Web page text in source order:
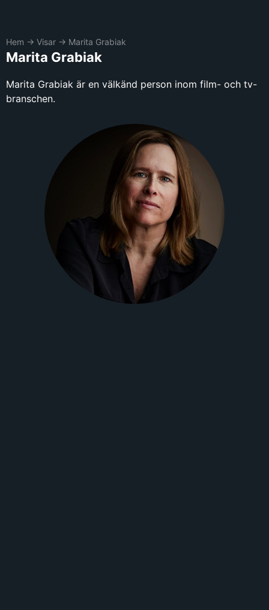
Hem → Visar → Marita Grabiak
Marita Grabiak
Marita Grabiak är en välkänd person inom film- och tv-
branschen.